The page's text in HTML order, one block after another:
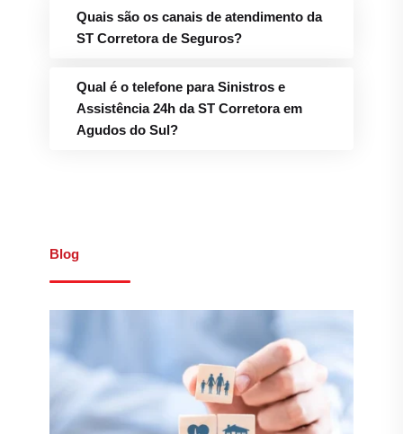
Quais são os canais de atendimento da
ST Corretora de Seguros?
Qual é o telefone para Sinistros e
Assistência 24h da ST Corretora em
Agudos do Sul?
Blog